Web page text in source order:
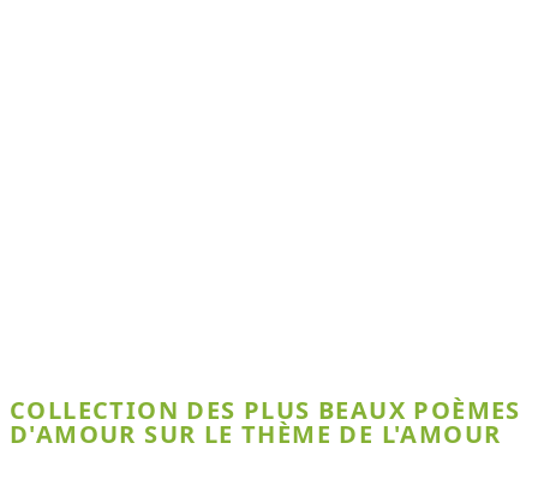
COLLECTION DES PLUS BEAUX POÈMES
D'AMOUR SUR LE THÈME DE L'AMOUR